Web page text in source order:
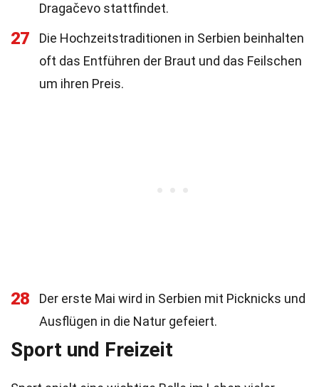
Dragačevo stattfindet.
27
Die Hochzeitstraditionen in Serbien beinhalten
oft das Entführen der Braut und das Feilschen
um ihren Preis.
28
Der erste Mai wird in Serbien mit Picknicks und
Ausflügen in die Natur gefeiert.
Sport und Freizeit